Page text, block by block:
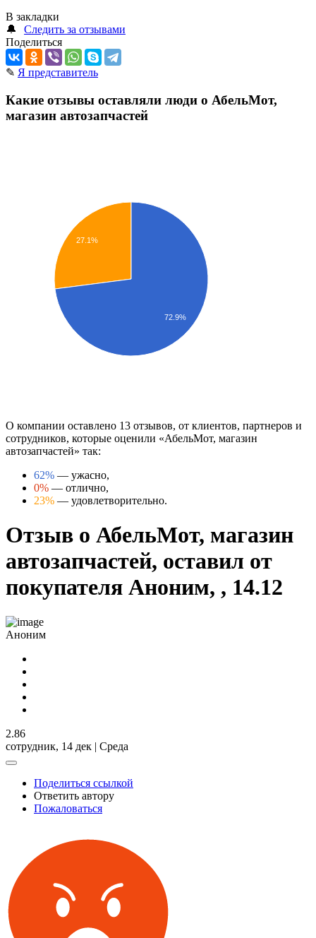
В закладки
🔔
Следить за отзывами
Поделиться
✎ Я представитель
Какие отзывы оставляли люди о АбельМот,
магазин автозапчастей
27.1%
72.9%
О компании оставлено 13 отзывов, от клиентов, партнеров и
сотрудников, которые оценили «АбельМот, магазин
автозапчастей» так:
62% — ужасно,
0% — отлично,
23% — удовлетворительно.
Отзыв о АбельМот, магазин
автозапчастей, оставил от
покупателя Аноним, , 14.12
Аноним
2.86
сотрудник, 14 дек | Среда
Поделиться ссылкой
Ответить автору
Пожаловаться